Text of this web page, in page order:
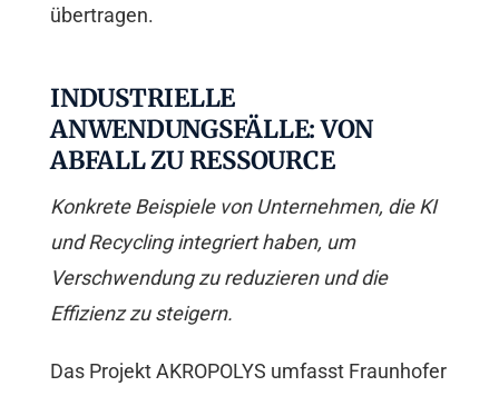
übertragen.
INDUSTRIELLE
ANWENDUNGSFÄLLE: VON
ABFALL ZU RESSOURCE
Konkrete Beispiele von Unternehmen, die KI
und Recycling integriert haben, um
Verschwendung zu reduzieren und die
Effizienz zu steigern.
Das Projekt AKROPOLYS umfasst Fraunhofer